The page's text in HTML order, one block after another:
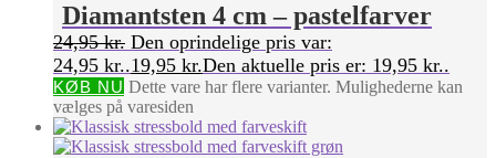
Diamantsten 4 cm – pastelfarver
24,95kr. Den oprindelige pris var:
24,95 kr..19,95 kr.Den aktuelle pris er: 19,95 kr..
KØB NU Dette vare har flere varianter. Mulighederne kan
vælges på varesiden